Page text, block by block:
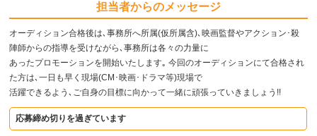
担当者からのメッセージ
オーディション合格後は､事務所へ所属(仮所属含)､映画監督やアクション･殺
陣師からの指導を受けながら､事務所は各々の力量に
あったプロモーションを開始いたします｡ 今回のオーディションにて合格され
た方は､一日も早く現場(CM･映画･ドラマ等)現場で
活躍できるよう､ご自身の目標に向かって一緒に頑張っていきましょう!!
応募締め切りを過ぎています